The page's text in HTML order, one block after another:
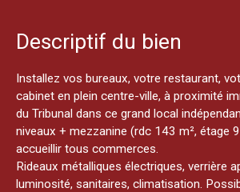
Descriptif du bien
Installez vos bureaux, votre restaurant,
cabinet en plein centre-ville, à proximité
du Tribunal dans ce grand local
niveaux + mezzanine (rdc 143 m², étage
accueillir tous commerces.
Rideaux métalliques électriques, verrière
luminosité, sanitaires, climatisation.